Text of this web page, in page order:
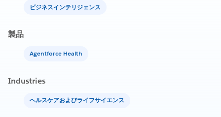
ビジネスインテリジェンス
製品
Agentforce Health
Industries
ヘルスケアおよびライフサイエンス